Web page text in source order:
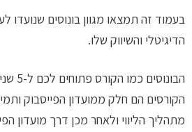
בעמוד זה תמצאו מגוון בונוסים שנועדו
הדיגיטלי והשיווק שלו.
הבונוסים כמו הקורס פתוחים לכם ל-5 שנים כולל עדכונים.
הקורסים הם חלק ממועדון הפייסבוק
מתהליך הליווי ולאחר מכן דרך מועדון